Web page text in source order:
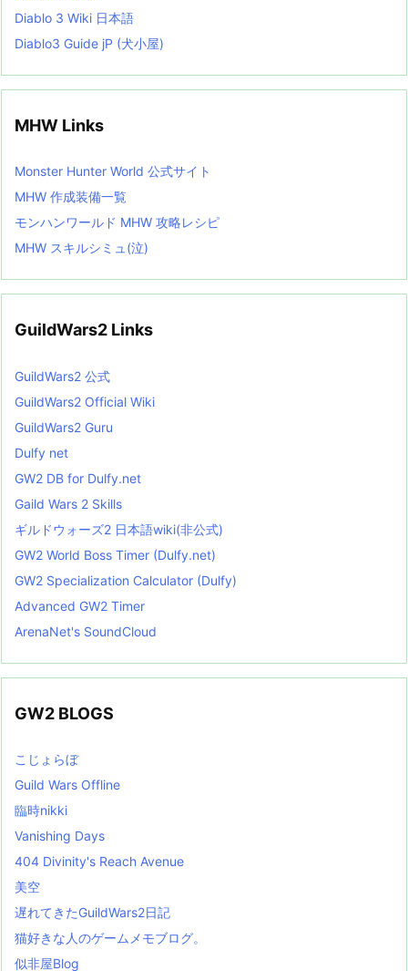
Diablo 3 Wiki 日本語
Diablo3 Guide jP (犬小屋)
MHW Links
Monster Hunter World 公式サイト
MHW 作成装備一覧
モンハンワールド MHW 攻略レシピ
MHW スキルシミュ(泣)
GuildWars2 Links
GuildWars2 公式
GuildWars2 Official Wiki
GuildWars2 Guru
Dulfy net
GW2 DB for Dulfy.net
Gaild Wars 2 Skills
ギルドウォーズ2 日本語wiki(非公式)
GW2 World Boss Timer (Dulfy.net)
GW2 Specialization Calculator (Dulfy)
Advanced GW2 Timer
ArenaNet's SoundCloud
GW2 BLOGS
こじょらぼ
Guild Wars Offline
臨時nikki
Vanishing Days
404 Divinity's Reach Avenue
美空
遅れてきたGuildWars2日記
猫好きな人のゲームメモブログ。
似非屋Blog